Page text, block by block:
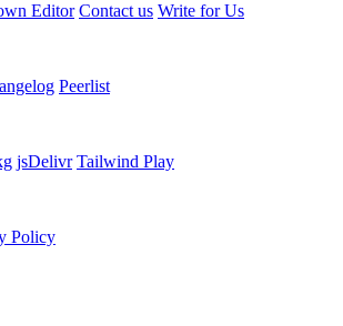
Editor Contact us Write for Us
Peerlist
jsDelivr Tailwind Play
Policy